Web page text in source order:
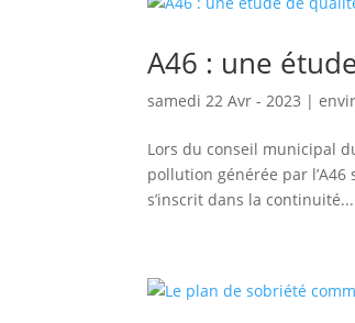
A46 : une
samedi 22 Avr - 2023 |
Lors du conseil municipal
pollution générée par
s’inscrit dans la continuité...